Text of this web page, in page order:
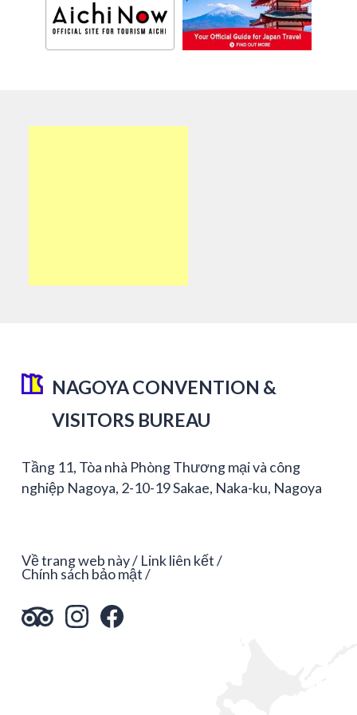
NAGOYA CONVENTION &
VISITORS BUREAU
Tầng 11, Tòa nhà Phòng Thương mại và công
nghiệp Nagoya, 2-10-19 Sakae, Naka-ku, Nagoya
Về trang web này Link liên kết
Chính sách bảo mật